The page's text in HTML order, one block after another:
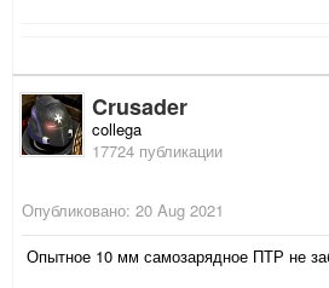
Crusader
collega
17724 публикации
Опубликовано: 20 Aug 2021
Опытное 10 мм самозарядное ПТР не